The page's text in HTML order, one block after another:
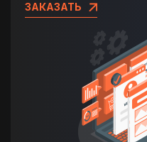
ЗАКАЗАТЬ